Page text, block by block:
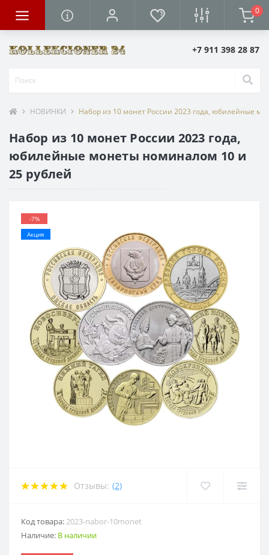
0
+7 911 398 28 87
НОВИНКИ Набор из 10 монет России 2023 года, юбилейные
Набор из 10 монет России 2023 года,
юбилейные монеты номиналом 10 и
25 рублей
-7%
Акция
Отзывы: (2)
Код товара:2023-nabor-10monet
Наличие: В наличии